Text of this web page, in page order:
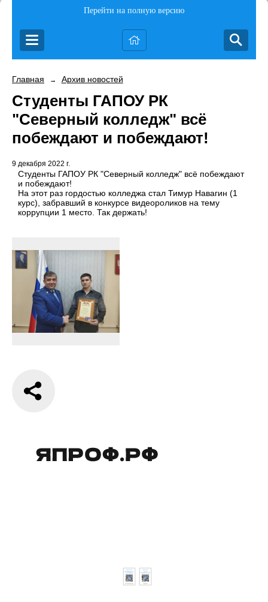
Перейти на полную версию
Главная → Архив новостей
Студенты ГАПОУ РК
"Северный колледж" всё
побеждают и побеждают!
9 декабря 2022 г.
Студенты ГАПОУ РК "Северный колледж" всё побеждают
и побеждают!
На этот раз гордостью колледжа стал Тимур Навагин (1
курс), забравший в конкурсе видеороликов на тему
коррупции 1 место. Так держать!